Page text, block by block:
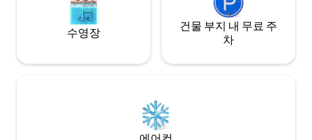
수영장
건물 부지 내 무료 주
차